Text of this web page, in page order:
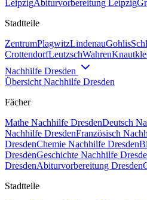
LeipzigAbiturvorbereitung Leipzig
Stadtteile
ZentrumPlagwitzLindenauGohlis
CrottendorfLeutzschWahren
Nachhilfe Dresden
Übersicht Nachhilfe Dresden
Fächer
Mathe Nachhilfe DresdenDeutsch
Nachhilfe DresdenFranzösisch
DresdenChemie Nachhilfe Dresden
DresdenGeschichte Nachhilfe
DresdenAbiturvorbereitung Dresden
Stadtteile